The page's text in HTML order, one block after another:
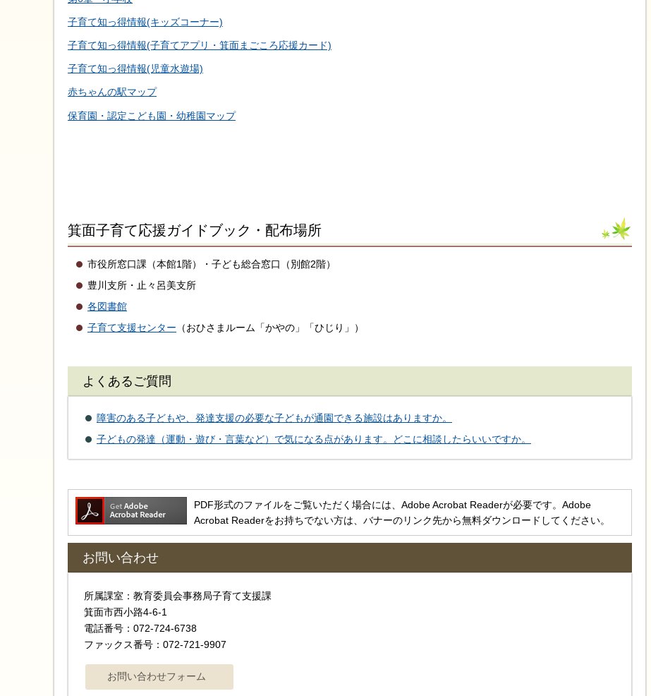
子育て知っ得情報(キッズコーナー)
子育て知っ得情報(子育てアプリ・箕面まごころ応援カード)
子育て知っ得情報(児童水遊場)
赤ちゃんの駅マップ
保育園・認定こども園・幼稚園マップ
箕面子育て応援ガイドブック・配布場所
市役所窓口課（本館1階）・子ども総合窓口（別館2階）
豊川支所・止々呂美支所
各図書館
子育て支援センター （おひさまルーム「かやの」「ひじり」）
よくあるご質問
障害のある子どもや、発達支援の必要な子どもが通園できる施設はありますか。
子どもの発達（運動・遊び・言葉など）で気になる点があります。どこに相談したらいいですか。
PDF形式のファイルをご覧いただく場合には、Adobe Acrobat Readerが必要です。Adobe
Acrobat Readerをお持ちでない方は、バナーのリンク先から無料ダウンロードしてください。
お問い合わせ
所属課室：教育委員会事務局子育て支援課
箕面市西小路4‐6‐1
電話番号：072-724-6738
ファックス番号：072-721-9907